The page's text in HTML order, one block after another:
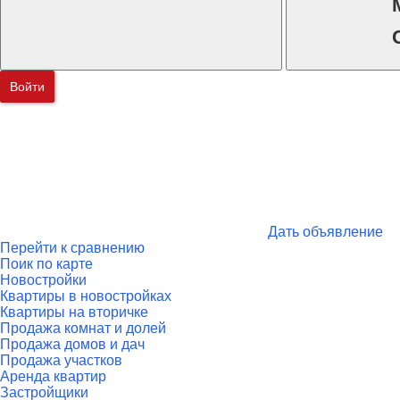
Войти
Дать объявление
Перейти к сравнению
Поик по карте
Новостройки
Квартиры в новостройках
Квартиры на вторичке
Продажа комнат и долей
Продажа домов и дач
Продажа участков
Аренда квартир
Застройщики